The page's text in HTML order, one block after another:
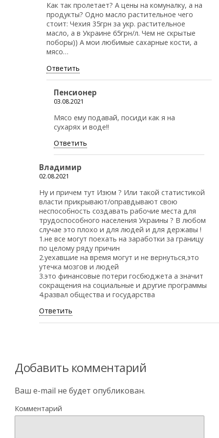
Как так пролетает? А цены на комуналку, а на
продукты? Одно масло растительное чего
стоит: Чехия 35грн за укр. растительное
масло, а в Украине 65грн/л. Чем не скрытые
поборы)) А мои любимые сахарные кости, а
мясо…
Ответить
Пенсионер
03.08.2021
Мясо ему подавай, посиди как я на
сухарях и воде!!
Ответить
Владимир
02.08.2021
Ну и причем тут Изюм ? Или такой статистикой
власти прикрывают/оправдывают свою
неспособность создавать рабочие места для
трудоспособного населения Украины ? В любом
случае это плохо и для людей и для державы !
1.не все могут поехать на заработки за границу
по целому ряду причин
2.уехавшие на время могут и не вернуться,это
утечка мозгов и людей
3.это финансовые потери госбюджета а значит
сокращения на социальные и другие программы
4.развал общества и государства
Ответить
Добавить комментарий
Ваш e-mail не будет опубликован.
Комментарий